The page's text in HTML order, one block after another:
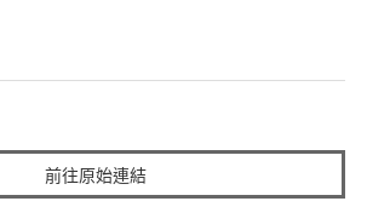
前往原始連結